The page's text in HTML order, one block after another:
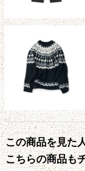
この商品を見た
こちらの商品も